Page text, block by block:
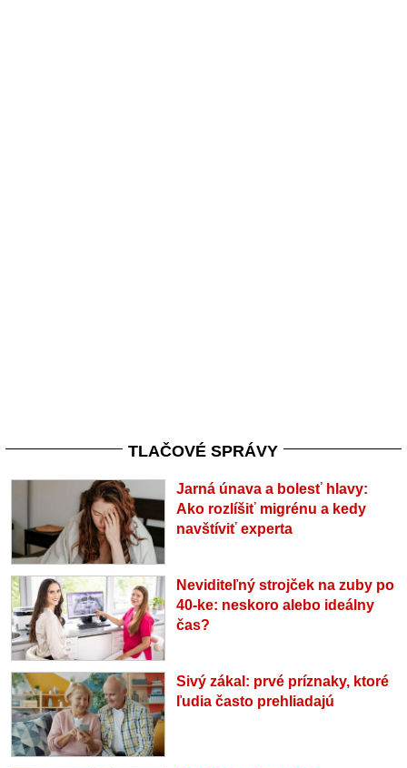
TLAČOVÉ SPRÁVY
Jarná únava a bolesť hlavy:
Ako rozlíšiť migrénu a kedy
navštíviť experta
Neviditeľný strojček na zuby po
40-ke: neskoro alebo ideálny
čas?
Sivý zákal: prvé príznaky, ktoré
ľudia často prehliadajú